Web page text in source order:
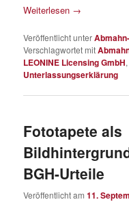
Weiterlesen →
Veröffentlicht unter
Verschlagwortet mit
LEONINE Licensing GmbH,
Unterlassungserklärung
Fototapete als
BGH-Urteile
Veröffentlicht am11.